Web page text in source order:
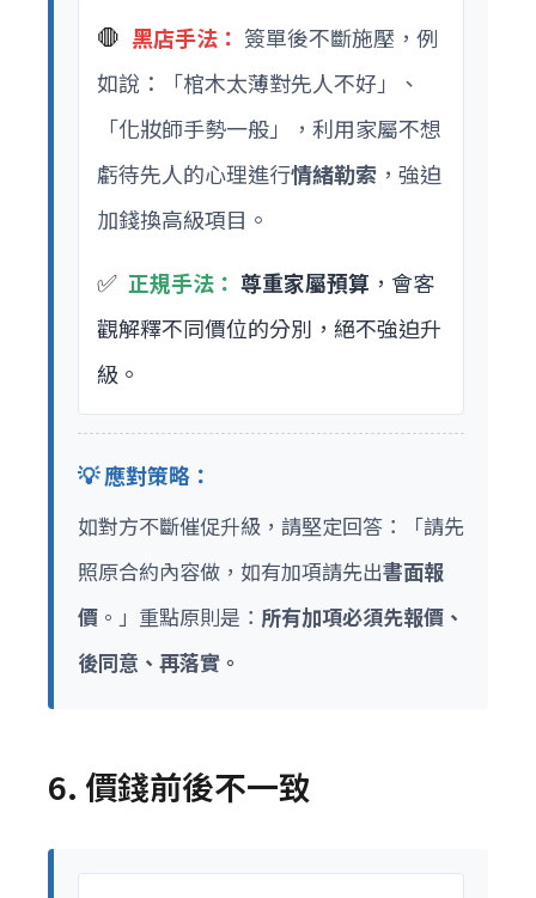
🛑 黑店手法： 簽單後不斷施壓，例
如說：「棺木太薄對先人不好」、
「化妝師手勢一般」，利用家屬不想
虧待先人的心理進行情緒勒索 ，強迫
加錢換高級項目。
✅ 正規手法： 尊重家屬預算 ，會客
觀解釋不同價位的分別，絕不強迫升
級。
💡 應對策略：
如對方不斷催促升級，請堅定回答：「請先
照原合約內容做，如有加項請先出書面報
價 。」重點原則是： 所有加項必須先報價、
後同意、再落實。
6. 價錢前後不一致